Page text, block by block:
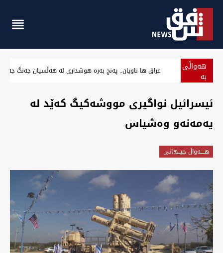
هەواڵی
بە عراق ها ناویان.. پەنج بەرە هوشداری لە هەڵسیان جەنگ
ئیسرائیل نواگیری مووشەکیگ کەێد لە
یەمەنەو وەشیاس
هــــه‌واڵ جیــهانى